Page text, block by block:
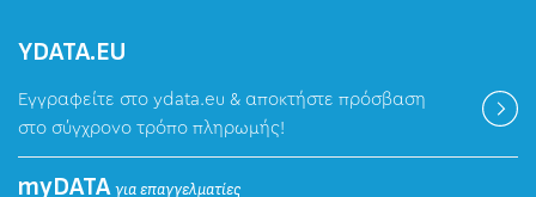
ΥDATA.EU
Εγγραφείτε στο ydata.eu & αποκτήστε πρόσβαση
στο σύγχρονο τρόπο πληρωμής!
myDATAγια επαγγελματίες